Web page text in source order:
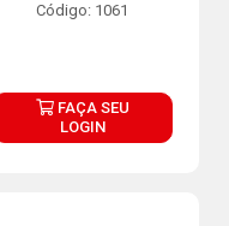
Código: 1061
FAÇA SEU
LOGIN